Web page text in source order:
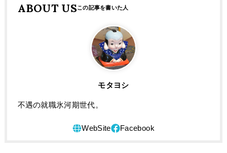
ABOUT US
モタヨシ
不遇の就職氷河期世代。